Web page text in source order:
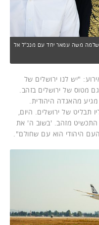
שלמה משה עמאר יחד עם מנכ"ל אל
"יש לנו ירושלים של
מטוס של ירושלים בזהב.
מהאגדה היהודית.
תבליט של ירושלים. היום,
התכשיט מזהב. 'בשוב ה' את
העם היהודי הוא עם שחולם".